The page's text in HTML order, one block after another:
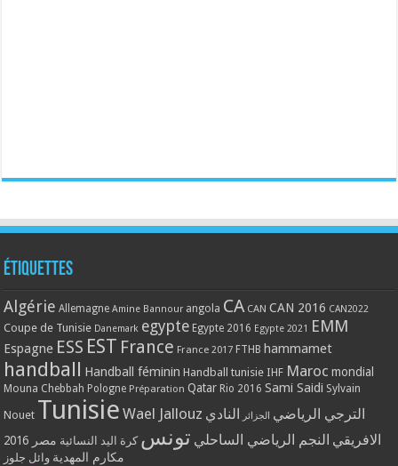
Étiquettes
Algérie Allemagne Amine Bannour angola CA CAN CAN 2016 CAN2022
Coupe de Tunisie Danemark egypte Egypte 2016 Egypte 2021 EMM
Espagne ESS EST France France 2017 FTHB hammamet
handball Handball féminin Handball tunisie IHF Maroc mondial
Mouna Chebbah Pologne Préparation Qatar Rio 2016 Sami Saidi Sylvain
Nouet Tunisie Wael Jallouz الترجي الرياضي الجزائر النادي
الافريقي النجم الرياضي الساحلي تونس كرة اليد النسائية مصر 2016
مكارم المهدية وائل جلوز